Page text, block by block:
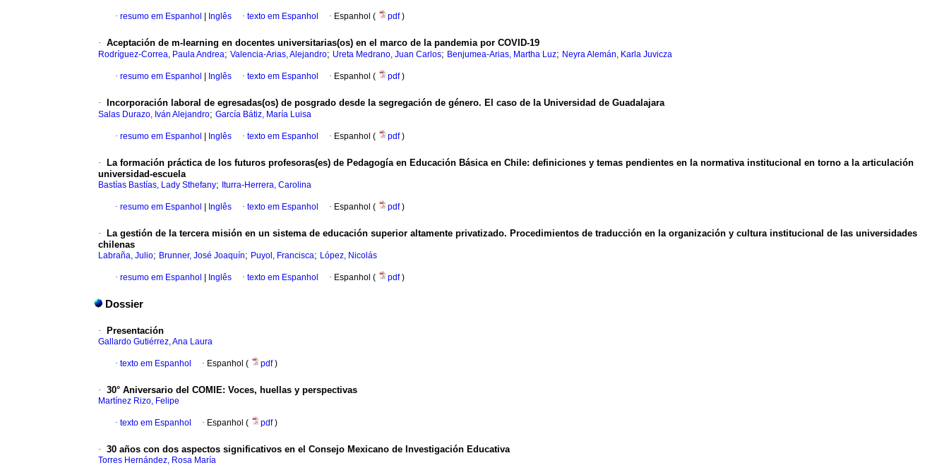
· resumo em Espanhol Inglês · texto em Espanhol · Espanhol ( pdf)
· Aceptación de m-learning en docentes universitarias(os) en el marco de la pandemia por COVID-19
Rodríguez-Correa, Paula Andrea; Valencia-Arias, Alejandro; Ureta Medrano, Juan Carlos; Benjumea-Arias, Martha Luz; Neyra Alemán, Karla Juvicza
· resumo em Espanhol Inglês · texto em Espanhol · Espanhol ( pdf)
· Incorporación laboral de egresadas(os) de posgrado desde la segregación de género. El caso de la Universidad de Guadalajara
Salas Durazo, Iván Alejandro; García Bátiz, María Luisa
· resumo em Espanhol Inglês · texto em Espanhol · Espanhol ( pdf)
·
La formación práctica de los futuros profesoras(es) de Pedagogía en Educación Básica en Chile: definiciones y temas pendientes en la normativa institucional en torno a la articulación
universidad-escuela
Bastías Bastías, Lady Sthefany; Iturra-Herrera, Carolina
· resumo em Espanhol Inglês · texto em Espanhol · Espanhol ( pdf)
·
La gestión de la tercera misión en un sistema de educación superior altamente privatizado. Procedimientos de traducción en la organización y cultura institucional de las universidades
chilenas
Labraña, Julio; Brunner, José Joaquín; Puyol, Francisca; López, Nicolás
· resumo em Espanhol Inglês · texto em Espanhol · Espanhol ( pdf)
Dossier
· Presentación
Gallardo Gutiérrez, Ana Laura
· texto em Espanhol · Espanhol ( pdf)
· 30° Aniversario del COMIE: Voces, huellas y perspectivas
Martínez Rizo, Felipe
· texto em Espanhol · Espanhol ( pdf)
· 30 años con dos aspectos significativos en el Consejo Mexicano de Investigación Educativa
Torres Hernández, Rosa María